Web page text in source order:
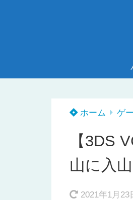
ホーム ゲ
【3DS
山に入
2021年1月23